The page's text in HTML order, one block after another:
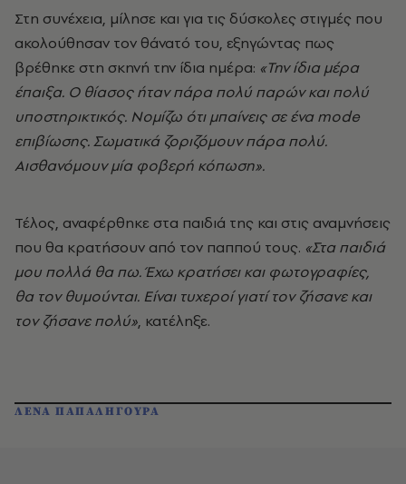
Στη συνέχεια, μίλησε και για τις δύσκολες στιγμές που
ακολούθησαν τον θάνατό του, εξηγώντας πως
βρέθηκε στη σκηνή την ίδια ημέρα: «Την ίδια μέρα
έπαιξα. Ο θίασος ήταν πάρα πολύ παρών και πολύ
υποστηρικτικός. Νομίζω ότι μπαίνεις σε ένα mode
επιβίωσης. Σωματικά ζοριζόμουν πάρα πολύ.
Αισθανόμουν μία φοβερή κόπωση».
Τέλος, αναφέρθηκε στα παιδιά της και στις αναμνήσεις
που θα κρατήσουν από τον παππού τους. «Στα παιδιά
μου πολλά θα πω. Έχω κρατήσει και φωτογραφίες,
θα τον θυμούνται. Είναι τυχεροί γιατί τον ζήσανε και
τον ζήσανε πολύ», κατέληξε.
ΛΕΝΑ ΠΑΠΑΛΗΓΟΥΡΑ